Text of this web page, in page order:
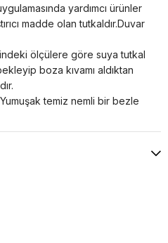
yardımcı ürünler
madde olan tutkaldır.Duvar
ölçülere göre suya tutkal
boza kıvamı aldıktan
Yumuşak temiz nemli bir bezle